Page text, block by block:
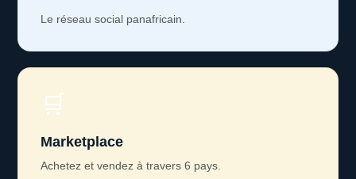
Le réseau social panafricain.
🛒
Marketplace
Achetez et vendez à travers 6 pays.